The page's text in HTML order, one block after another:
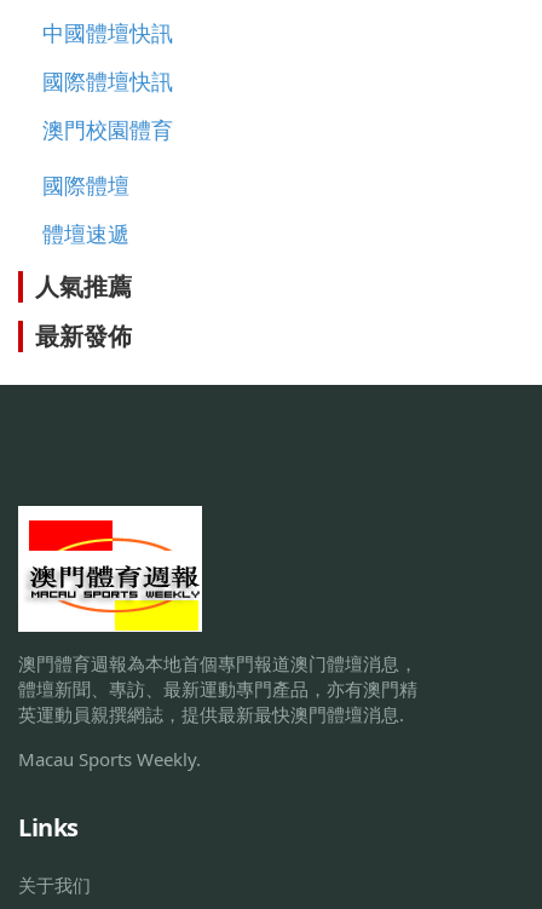
中國體壇快訊
國際體壇快訊
澳門校園體育
國際體壇
體壇速遞
人氣推薦
最新發佈
澳門體育週報為本地首個專門報道澳门體壇消息，
體壇新聞、專訪、最新運動專門產品，亦有澳門精
英運動員親撰網誌，提供最新最快澳門體壇消息.
Macau Sports Weekly.
Links
关于我们